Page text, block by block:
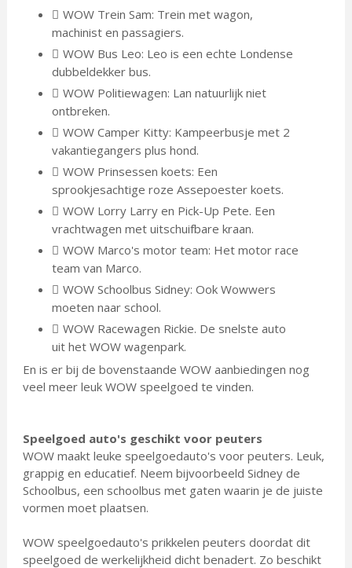
WOW Trein Sam: Trein met wagon,
machinist en passagiers.
WOW Bus Leo: Leo is een echte Londense
dubbeldekker bus.
WOW Politiewagen: Lan natuurlijk niet
ontbreken.
WOW Camper Kitty: Kampeerbusje met 2
vakantiegangers plus hond.
WOW Prinsessen koets: Een
sprookjesachtige roze Assepoester koets.
WOW Lorry Larry en Pick-Up Pete. Een
vrachtwagen met uitschuifbare kraan.
WOW Marco's motor team: Het motor race
team van Marco.
WOW Schoolbus Sidney: Ook Wowwers
moeten naar school.
WOW Racewagen Rickie. De snelste auto
uit het WOW wagenpark.
En is er bij de bovenstaande WOW aanbiedingen nog
veel meer leuk WOW speelgoed te vinden.
Speelgoed auto's geschikt voor peuters
WOW maakt leuke speelgoedauto's voor peuters. Leuk,
grappig en educatief. Neem bijvoorbeeld Sidney de
Schoolbus, een schoolbus met gaten waarin je de juiste
vormen moet plaatsen.
WOW speelgoedauto's prikkelen peuters doordat dit
speelgoed de werkelijkheid dicht benadert. Zo beschikt